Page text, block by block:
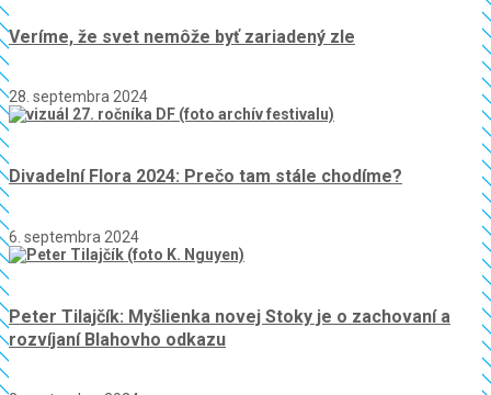
Veríme, že svet nemôže byť zariadený zle
28. septembra 2024
Divadelní Flora 2024: Prečo tam stále chodíme?
6. septembra 2024
Peter Tilajčík: Myšlienka novej Stoky je o zachovaní a
rozvíjaní Blahovho odkazu